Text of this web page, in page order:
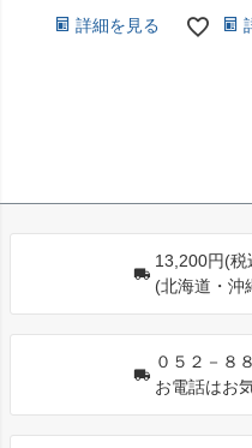
詳細を見る
13,200円(税
(北海道・沖
０５２－８
お電話はお